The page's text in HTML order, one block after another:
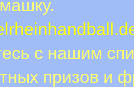
с нашим
призов и